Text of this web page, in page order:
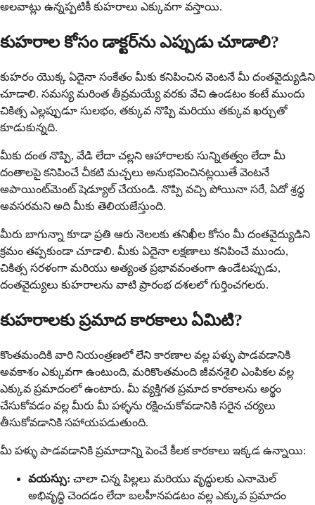
అలవాట్లు ఉన్నప్పటికీ కుహరాలు ఎక్కువగా వస్తాయి.
కుహరాల కోసం డాక్టర్‌ను ఎప్పుడు చూడాలి?
కుహరం యొక్క ఏదైనా సంకేతం మీకు కనిపించిన వెంటనే మీ దంతవైద్యుడిని
చూడాలి. సమస్య మరింత తీవ్రమయ్యే వరకు వేచి ఉండటం కంటే ముందు
చికిత్స ఎల్లప్పుడూ సులభం, తక్కువ నొప్పి మరియు తక్కువ ఖర్చుతో
కూడుకున్నది.
మీకు దంత నొప్పి, వేడి లేదా చల్లని ఆహారాలకు సున్నితత్వం లేదా మీ
దంతాలపై కనిపించే చీకటి మచ్చలు అనుభవించినట్లయితే వెంటనే
అపాయింట్‌మెంట్ షెడ్యూల్ చేయండి. నొప్పి వచ్చి పోయినా సరే, ఏదో శ్రద్ధ
అవసరమని అది మీకు తెలియజేస్తుంది.
మీరు బాగున్నా కూడా ప్రతి ఆరు నెలలకు తనిఖీల కోసం మీ దంతవైద్యుడిని
క్రమం తప్పకుండా చూడాలి. మీకు ఏదైనా లక్షణాలు కనిపించే ముందు,
చికిత్స సరళంగా మరియు అత్యంత ప్రభావవంతంగా ఉండేటప్పుడు,
దంతవైద్యులు కుహరాలను వాటి ప్రారంభ దశలలో గుర్తించగలరు.
కుహరాలకు ప్రమాద కారకాలు ఏమిటి?
కొంతమందికి వారి నియంత్రణలో లేని కారణాల వల్ల పళ్ళు పాడవడానికి
అవకాశం ఎక్కువగా ఉంటుంది, మరికొంతమంది జీవనశైలి ఎంపికల వల్ల
ఎక్కువ ప్రమాదంలో ఉంటారు. మీ వ్యక్తిగత ప్రమాద కారకాలను అర్థం
చేసుకోవడం వల్ల మీరు మీ పళ్ళను రక్షించుకోవడానికి సరైన చర్యలు
తీసుకోవడానికి సహాయపడుతుంది.
మీ పళ్ళు పాడవడానికి ప్రమాదాన్ని పెంచే కీలక కారకాలు ఇక్కడ ఉన్నాయి:
వయస్సు: చాలా చిన్న పిల్లలు మరియు వృద్ధులకు ఎనామెల్
అభివృద్ధి చెందడం లేదా బలహీనపడటం వల్ల ఎక్కువ ప్రమాదం